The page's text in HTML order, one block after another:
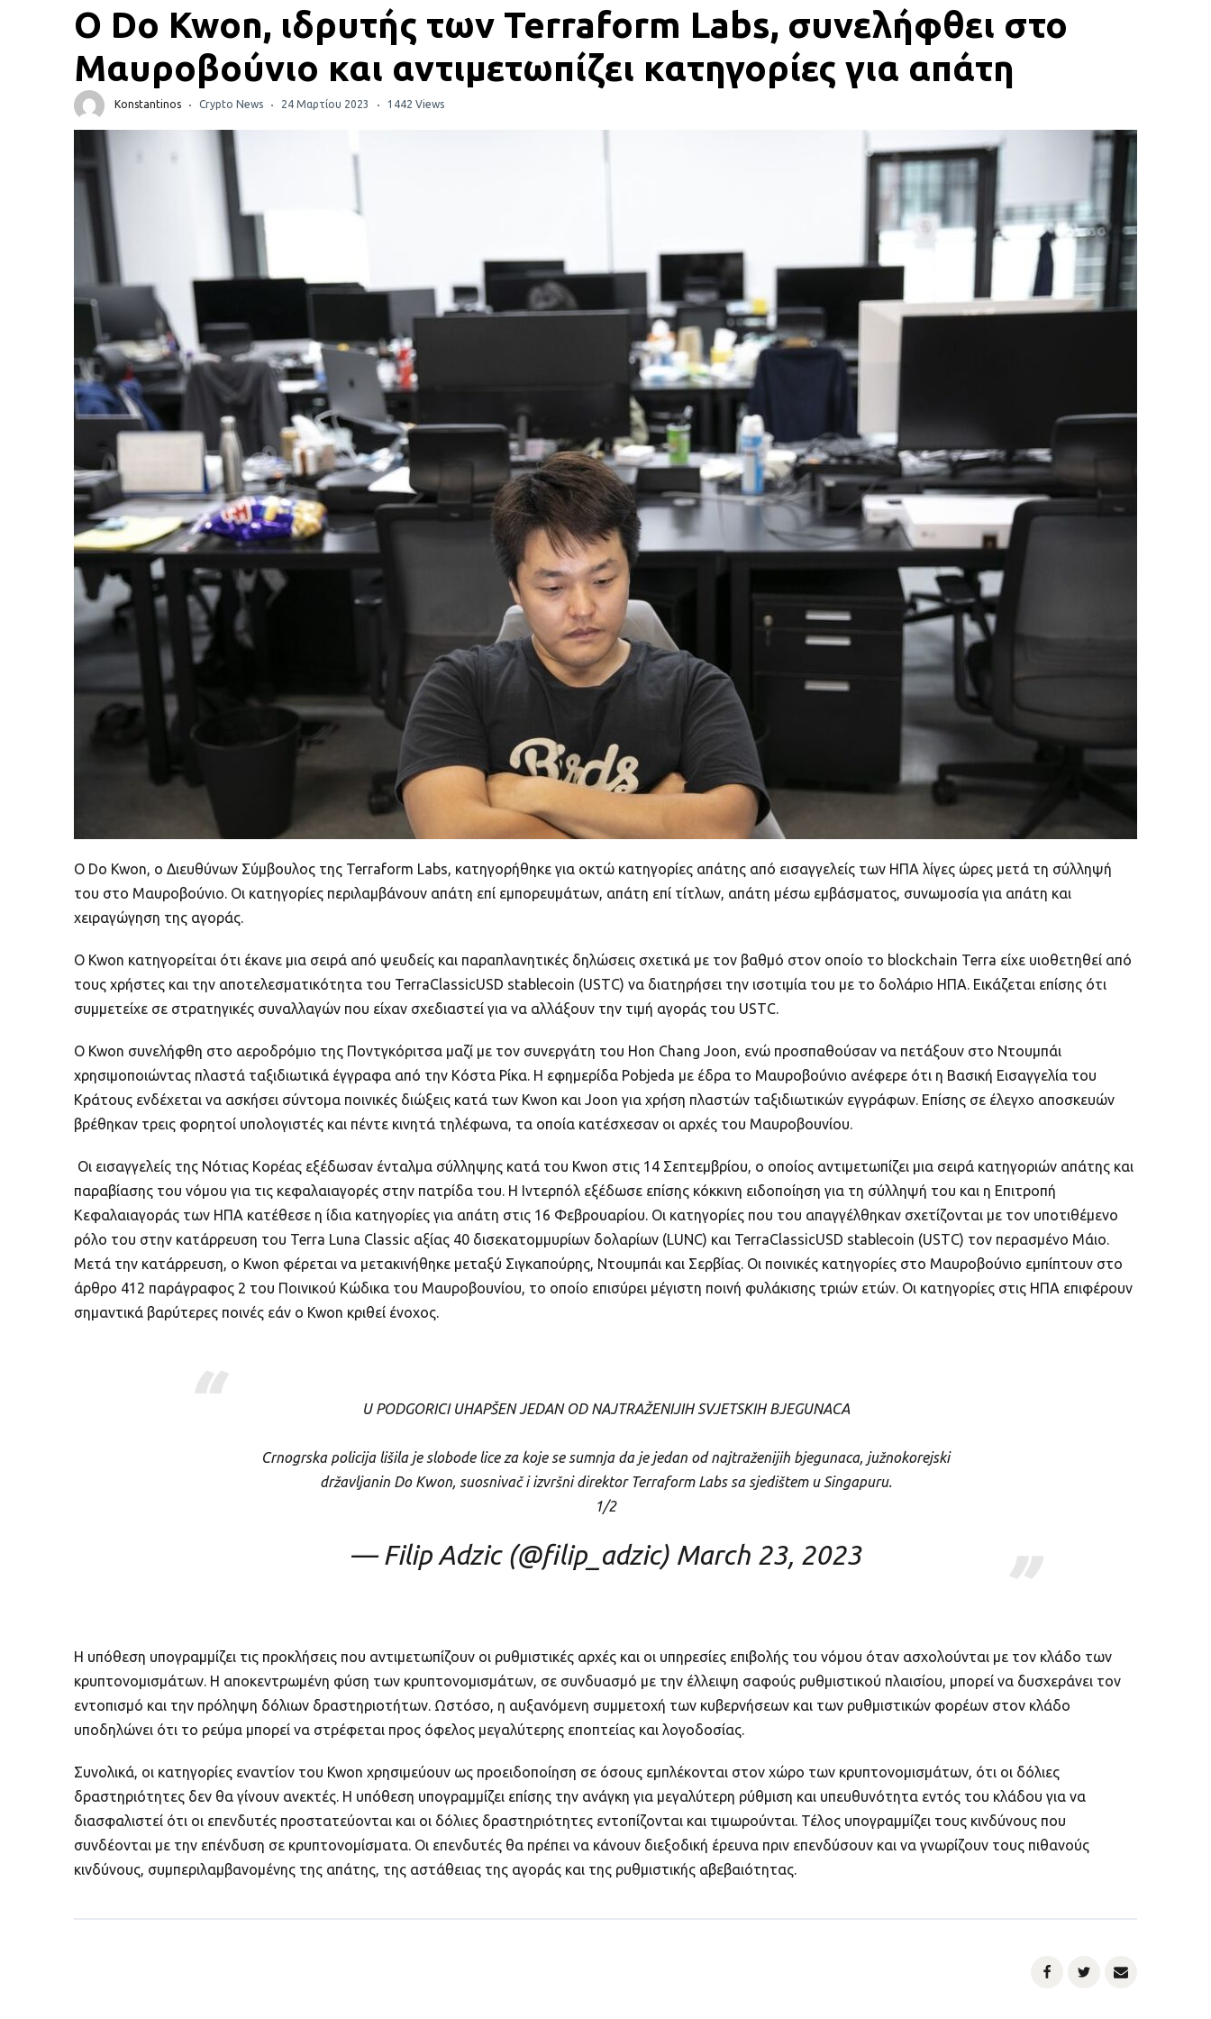
Ο Do Kwon, ιδρυτής των Terraform Labs, συνελήφθει στο
Μαυροβούνιο και αντιμετωπίζει κατηγορίες για απάτη
Konstantinos Crypto News 24 Μαρτίου 2023 1442 Views
Ο Do Kwon, ο Διευθύνων Σύμβουλος της Terraform Labs, κατηγορήθηκε για οκτώ κατηγορίες απάτης από εισαγγελείς των ΗΠΑ λίγες ώρες μετά τη σύλληψή
του στο Μαυροβούνιο. Οι κατηγορίες περιλαμβάνουν απάτη επί εμπορευμάτων, απάτη επί τίτλων, απάτη μέσω εμβάσματος, συνωμοσία για απάτη και
χειραγώγηση της αγοράς.
Ο Kwon κατηγορείται ότι έκανε μια σειρά από ψευδείς και παραπλανητικές δηλώσεις σχετικά με τον βαθμό στον οποίο το blockchain Terra είχε υιοθετηθεί από
τους χρήστες και την αποτελεσματικότητα του TerraClassicUSD stablecoin (USTC) να διατηρήσει την ισοτιμία του με το δολάριο ΗΠΑ. Εικάζεται επίσης ότι
συμμετείχε σε στρατηγικές συναλλαγών που είχαν σχεδιαστεί για να αλλάξουν την τιμή αγοράς του USTC.
Ο Kwon συνελήφθη στο αεροδρόμιο της Ποντγκόριτσα μαζί με τον συνεργάτη του Hon Chang Joon, ενώ προσπαθούσαν να πετάξουν στο Ντουμπάι
χρησιμοποιώντας πλαστά ταξιδιωτικά έγγραφα από την Κόστα Ρίκα. Η εφημερίδα Pobjeda με έδρα το Μαυροβούνιο ανέφερε ότι η Βασική Εισαγγελία του
Κράτους ενδέχεται να ασκήσει σύντομα ποινικές διώξεις κατά των Kwon και Joon για χρήση πλαστών ταξιδιωτικών εγγράφων. Επίσης σε έλεγχο αποσκευών
βρέθηκαν τρεις φορητοί υπολογιστές και πέντε κινητά τηλέφωνα, τα οποία κατέσχεσαν οι αρχές του Μαυροβουνίου.
Οι εισαγγελείς της Νότιας Κορέας εξέδωσαν ένταλμα σύλληψης κατά του Kwon στις 14 Σεπτεμβρίου, ο οποίος αντιμετωπίζει μια σειρά κατηγοριών απάτης και
παραβίασης του νόμου για τις κεφαλαιαγορές στην πατρίδα του. Η Ιντερπόλ εξέδωσε επίσης κόκκινη ειδοποίηση για τη σύλληψή του και η Επιτροπή
Κεφαλαιαγοράς των ΗΠΑ κατέθεσε η ίδια κατηγορίες για απάτη στις 16 Φεβρουαρίου. Οι κατηγορίες που του απαγγέλθηκαν σχετίζονται με τον υποτιθέμενο
ρόλο του στην κατάρρευση του Terra Luna Classic αξίας 40 δισεκατομμυρίων δολαρίων (LUNC) και TerraClassicUSD stablecoin (USTC) τον περασμένο Μάιο.
Μετά την κατάρρευση, ο Kwon φέρεται να μετακινήθηκε μεταξύ Σιγκαπούρης, Ντουμπάι και Σερβίας. Οι ποινικές κατηγορίες στο Μαυροβούνιο εμπίπτουν στο
άρθρο 412 παράγραφος 2 του Ποινικού Κώδικα του Μαυροβουνίου, το οποίο επισύρει μέγιστη ποινή φυλάκισης τριών ετών. Οι κατηγορίες στις ΗΠΑ επιφέρουν
σημαντικά βαρύτερες ποινές εάν ο Kwon κριθεί ένοχος.
U PODGORICI UHAPŠEN JEDAN OD NAJTRAŽENIJIH SVJETSKIH BJEGUNACA
Crnogrska policija lišila je slobode lice za koje se sumnja da je jedan od najtraženijih bjegunaca, južnokorejski
državljanin Do Kwon, suosnivač i izvršni direktor Terraform Labs sa sjedištem u Singapuru.
1/2
— Filip Adzic (@filip_adzic) March 23, 2023
Η υπόθεση υπογραμμίζει τις προκλήσεις που αντιμετωπίζουν οι ρυθμιστικές αρχές και οι υπηρεσίες επιβολής του νόμου όταν ασχολούνται με τον κλάδο των
κρυπτονομισμάτων. Η αποκεντρωμένη φύση των κρυπτονομισμάτων, σε συνδυασμό με την έλλειψη σαφούς ρυθμιστικού πλαισίου, μπορεί να δυσχεράνει τον
εντοπισμό και την πρόληψη δόλιων δραστηριοτήτων. Ωστόσο, η αυξανόμενη συμμετοχή των κυβερνήσεων και των ρυθμιστικών φορέων στον κλάδο
υποδηλώνει ότι το ρεύμα μπορεί να στρέφεται προς όφελος μεγαλύτερης εποπτείας και λογοδοσίας.
Συνολικά, οι κατηγορίες εναντίον του Kwon χρησιμεύουν ως προειδοποίηση σε όσους εμπλέκονται στον χώρο των κρυπτονομισμάτων, ότι οι δόλιες
δραστηριότητες δεν θα γίνουν ανεκτές. Η υπόθεση υπογραμμίζει επίσης την ανάγκη για μεγαλύτερη ρύθμιση και υπευθυνότητα εντός του κλάδου για να
διασφαλιστεί ότι οι επενδυτές προστατεύονται και οι δόλιες δραστηριότητες εντοπίζονται και τιμωρούνται. Τέλος υπογραμμίζει τους κινδύνους που
συνδέονται με την επένδυση σε κρυπτονομίσματα. Οι επενδυτές θα πρέπει να κάνουν διεξοδική έρευνα πριν επενδύσουν και να γνωρίζουν τους πιθανούς
κινδύνους, συμπεριλαμβανομένης της απάτης, της αστάθειας της αγοράς και της ρυθμιστικής αβεβαιότητας.
Πορτοφόλια Κρυπτονομισμάτων
Metamask τι είναι και πως λειτουργεί αυτό το
πορτοφόλι;
Τι είναι τα NFTs
Νομοθεσία